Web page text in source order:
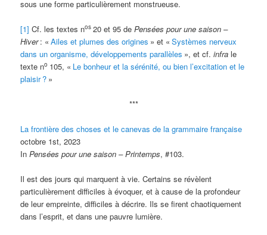
sous une forme particulièrement monstrueuse.
[1] Cf. les textes nos 20 et 95 dePensées pour une saison –
Hiver : « Ailes et plumes des origines » et « Systèmes nerveux
dans un organisme, développements parallèles », et cf.infra le
texte no 105, « Le bonheur et la sérénité, ou bien l’excitation et le
plaisir ? »
***
La frontière des choses et le canevas de la grammaire française
octobre 1st, 2023
InPensées pour une saison – Printemps, #103.
Il est des jours qui marquent à vie. Certains se révèlent
particulièrement difficiles à évoquer, et à cause de la profondeur
de leur empreinte, difficiles à décrire. Ils se firent chaotiquement
dans l’esprit, et dans une pauvre lumière.